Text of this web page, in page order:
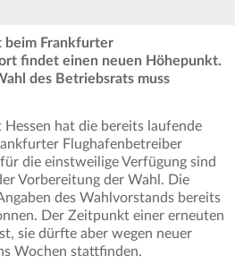
beim Frankfurter
findet einen neuen Höhepunkt.
des Betriebsrats muss
Hessen hat die bereits laufende
Flughafenbetreiber
die einstweilige Verfügung sind
Vorbereitung der Wahl. Die
des Wahlvorstands bereits
Der Zeitpunkt einer erneuten
sie dürfte aber wegen neuer
Wochen stattfinden.